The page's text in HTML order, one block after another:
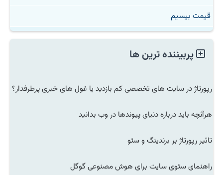
قیمت بیسیم
پربیننده ترین ها
رپورتاژ در سایت های تخصصی کم بازدید یا غول های خبری پرطرفدار؟
هرآنچه باید درباره دنیای پیوندها در وب بدانید
تاثیر رپورتاژ بر برندینگ و سئو
راهنمای سئوی سایت برای هوش مصنوعی گوگل